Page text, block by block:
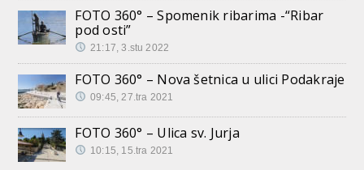
FOTO 360° – Spomenik ribarima -“Ribar
pod osti”
21:17, 3.stu 2022
FOTO 360° – Nova šetnica u ulici Podakraje
09:45, 27.tra 2021
FOTO 360° – Ulica sv. Jurja
10:15, 15.tra 2021